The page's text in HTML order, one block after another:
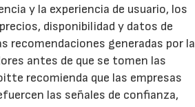
y la experiencia de usuario, los
disponibilidad y datos de
recomendaciones generadas por la
antes de que se tomen las
recomienda que las empresas
las señales de confianza,